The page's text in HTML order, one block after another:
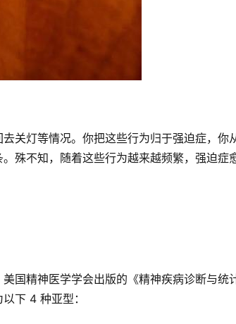
关灯等情况。你把这些行为归于强迫症，你
殊不知，随着这些行为越来越频繁，强迫症
国精神医学学会出版的《精神疾病诊断与统
下 4 种亚型：